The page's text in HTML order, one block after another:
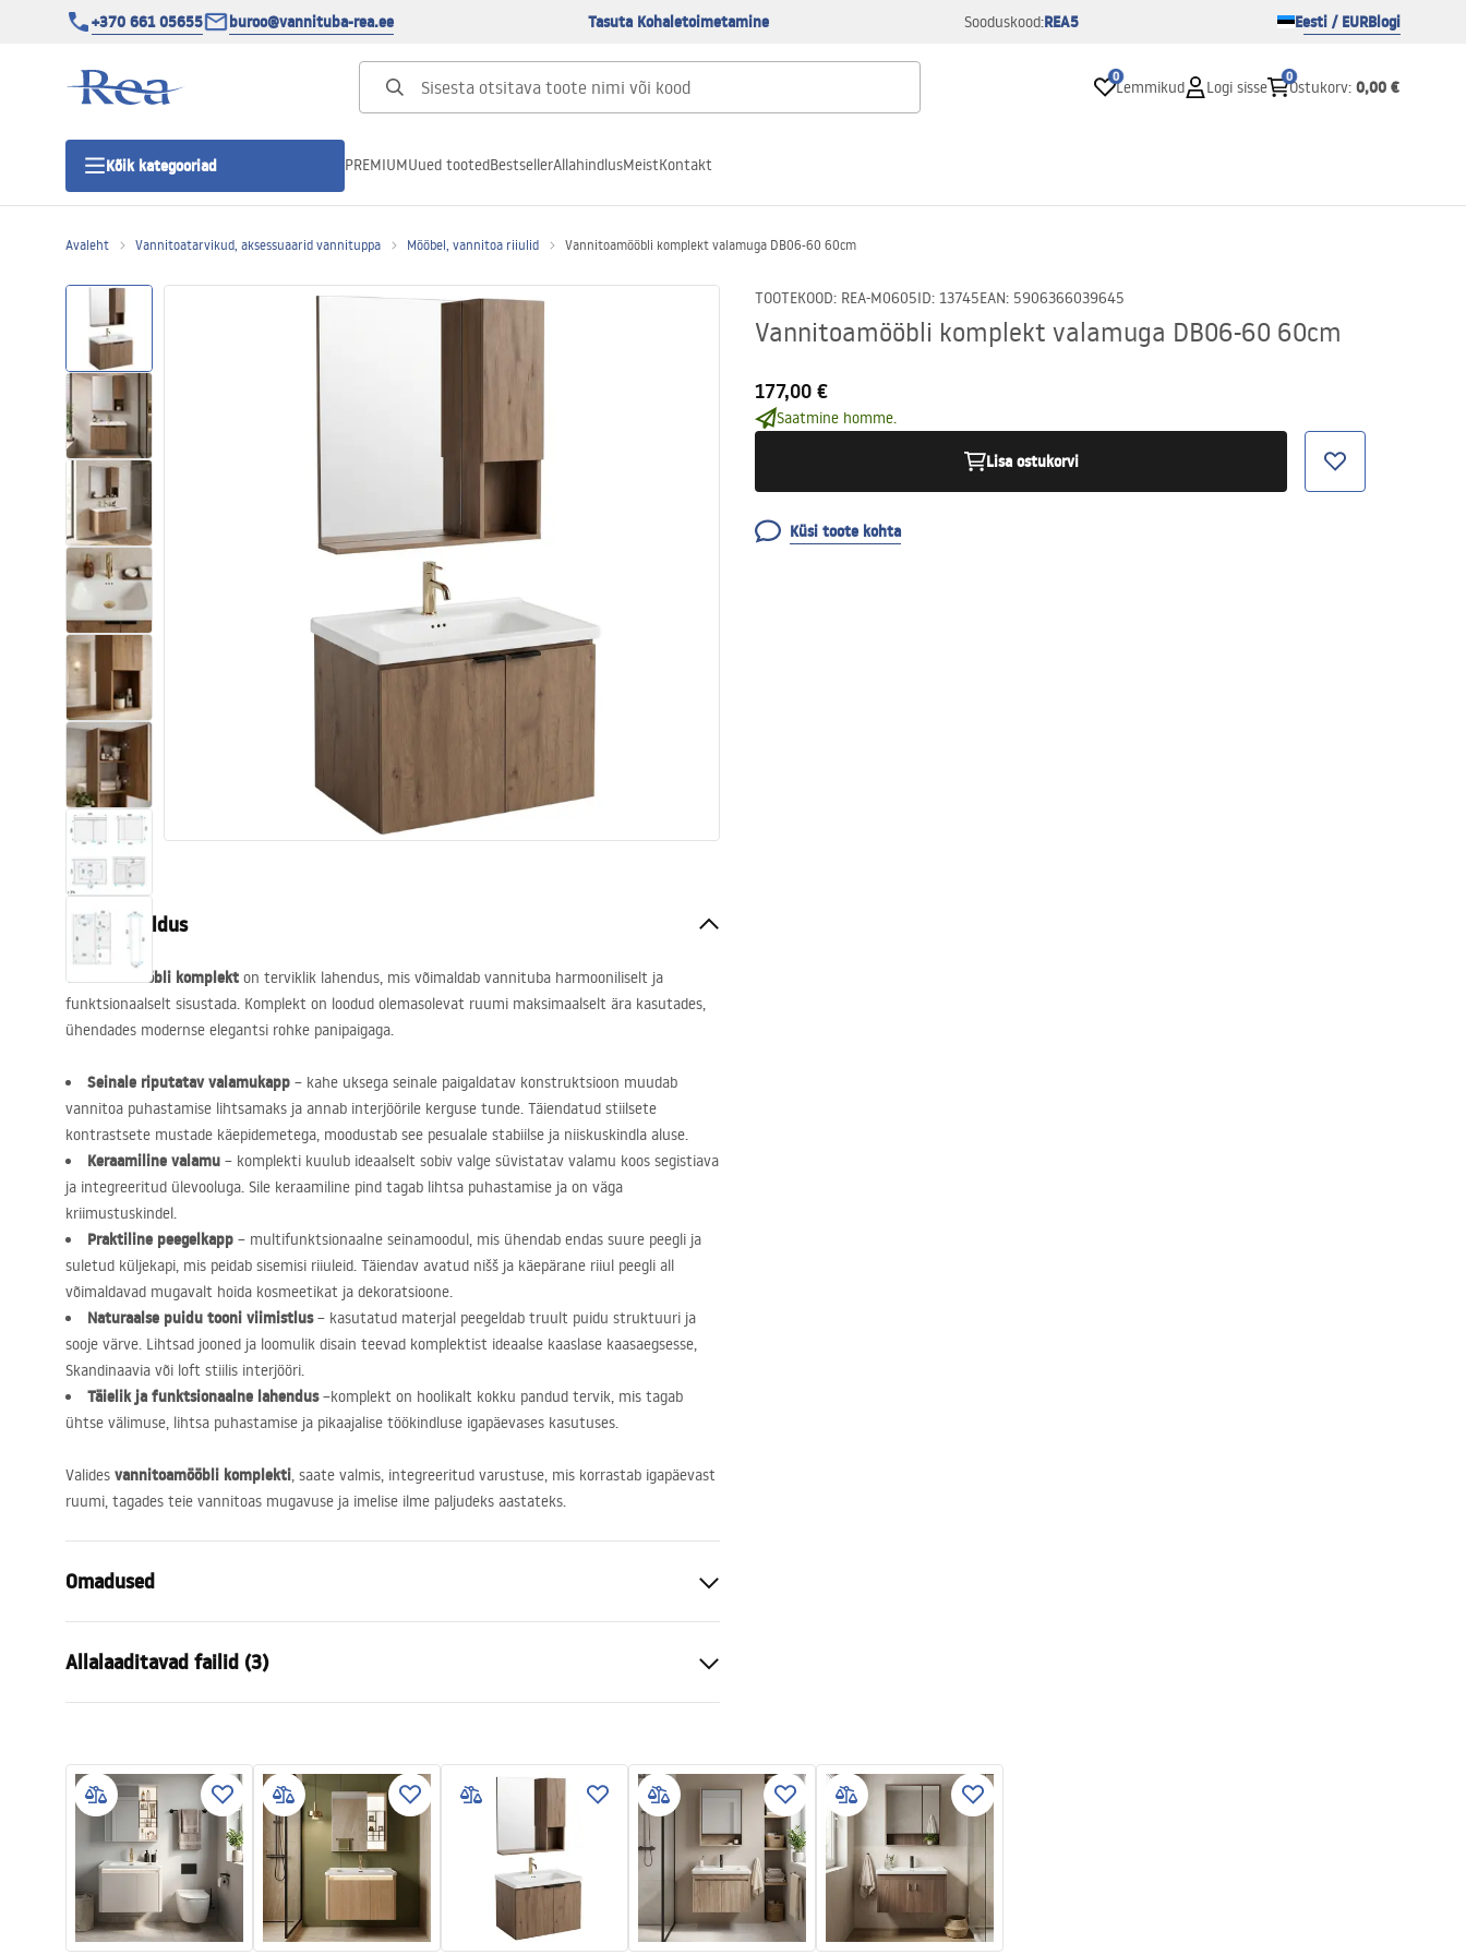
+370 661 05655 buroo@vannituba-rea.ee Tasuta Kohaletoimetamine Sooduskood:REA5 Eesti / EURBlogi
0
Lemmikud Logi sisse
0
Ostukorv: 0,00 €
Kõik kategooriad
Lineaarne duši äravool
Tualettruumid
Vajub ära
Vannid ja ekraanid
Vannitoa segistid
Köök
Vannitoa tarvikud
PREMIUMUued tootedBestsellerAllahindlusMeistKontakt
Avaleht Vannitoatarvikud, aksessuaarid vannituppa Mööbel, vannitoa riiulid Vannitoamööbli komplekt valamuga DB06-60 60cm
TOOTEKOOD: REA-M0605ID: 13745EAN: 5906366039645
Vannitoamööbli komplekt valamuga DB06-60 60cm
177,00 €
Saatmine homme.
Lisa ostukorvi
Küsi toote kohta
Tootekirjeldus
Vannitoamööbli komplekt on terviklik lahendus, mis võimaldab vannituba harmooniliselt ja
funktsionaalselt sisustada. Komplekt on loodud olemasolevat ruumi maksimaalselt ära kasutades,
ühendades modernse elegantsi rohke panipaigaga.
Seinale riputatav valamukapp – kahe uksega seinale paigaldatav konstruktsioon muudab
vannitoa puhastamise lihtsamaks ja annab interjöörile kerguse tunde. Täiendatud stiilsete
kontrastsete mustade käepidemetega, moodustab see pesualale stabiilse ja niiskuskindla aluse.
Keraamiline valamu – komplekti kuulub ideaalselt sobiv valge süvistatav valamu koos segistiava
ja integreeritud ülevooluga. Sile keraamiline pind tagab lihtsa puhastamise ja on väga
kriimustuskindel.
Praktiline peegelkapp – multifunktsionaalne seinamoodul, mis ühendab endas suure peegli ja
suletud küljekapi, mis peidab sisemisi riiuleid. Täiendav avatud nišš ja käepärane riiul peegli all
võimaldavad mugavalt hoida kosmeetikat ja dekoratsioone.
Naturaalse puidu tooni viimistlus– kasutatud materjal peegeldab truult puidu struktuuri ja
sooje värve. Lihtsad jooned ja loomulik disain teevad komplektist ideaalse kaaslase kaasaegsesse,
Skandinaavia või loft stiilis interjööri.
Täielik ja funktsionaalne lahendus–komplekt on hoolikalt kokku pandud tervik, mis tagab
ühtse välimuse, lihtsa puhastamise ja pikaajalise töökindluse igapäevases kasutuses.
Valides vannitoamööbli komplekti, saate valmis, integreeritud varustuse, mis korrastab igapäevast
ruumi, tagades teie vannitoas mugavuse ja imelise ilme paljudeks aastateks.
Omadused
Paigaldusviis
Materjal
Sanitaartehniline keraamika, Plastik
Laius
605
Sügavus
480
Allalaaditavad failid (3)
Bathroom_sets_manual.pdf
Warranty_Terms_and_Conditions_
-_Furniture_-_24.pdf
Manual
Instrukcja_monta__u_Zestaw_meb
li___azienkowych_DB06-60.pdf